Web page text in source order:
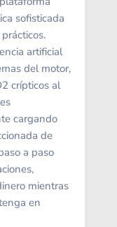
sofisticada
artificial
del motor,
crípticos al
cargando
de
a paso
mientras
en